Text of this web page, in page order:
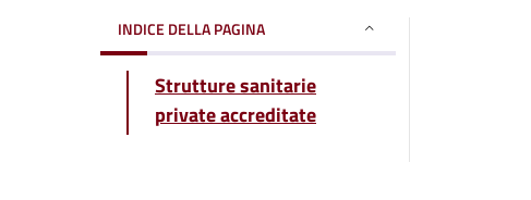
INDICE DELLA PAGINA
Strutture sanitarie
private accreditate